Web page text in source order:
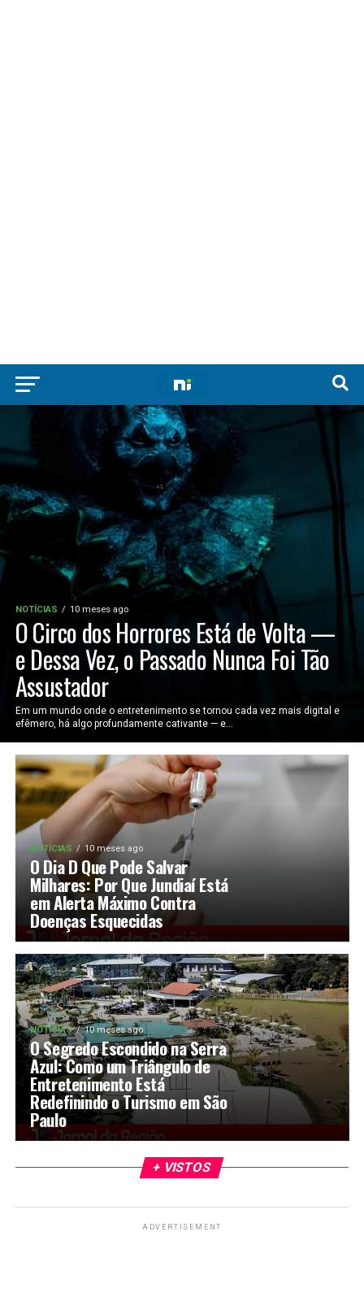
NOTÍCIAS 10 meses ago
O Circo dos Horrores Está de Volta —
e Dessa Vez, o Passado Nunca Foi Tão
Assustador
Em um mundo onde o entretenimento se tornou cada vez mais digital e
efêmero, há algo profundamente cativante — e...
NOTÍCIAS 10 meses ago
O Dia D Que Pode Salvar
Milhares: Por Que Jundiaí Está
em Alerta Máximo Contra
Doenças Esquecidas
NOTÍCIAS 10 meses ago
O Segredo Escondido na Serra
Azul: Como um Triângulo de
Entretenimento Está
Redefinindo o Turismo em São
Paulo
+ VISTOS
ADVERTISEMENT